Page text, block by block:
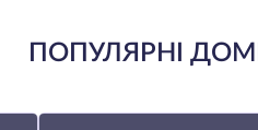
ПОПУЛЯРНІ